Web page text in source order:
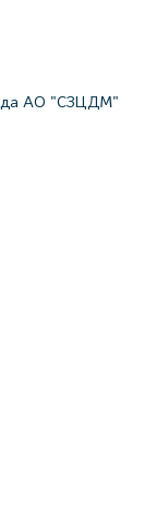
АО "СЗЦДМ"